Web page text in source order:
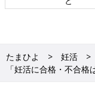
たまひよ 妊活
「妊活に合格・不合格